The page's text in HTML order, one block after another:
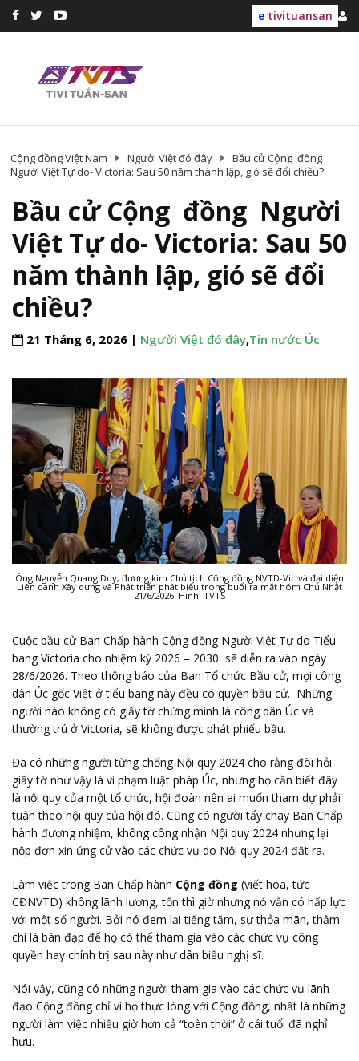
e tivituansan
Cộng đồng Việt Nam Người Việt đó đây
Bầu cử Cộng đồng
Người Việt Tự do- Victoria: Sau 50 năm thành lập, gió sẽ đổi chiều?
Bầu cử Cộng đồng Người
Việt Tự do- Victoria: Sau 50
năm thành lập, gió sẽ đổi
chiều?
21 Tháng 6, 2026 | Người Việt đó đây,Tin nước Úc
Ông Nguyễn Quang Duy, đương kim Chủ tịch Cộng đồng NVTD-Vic và đại diện
Liên danh Xây dựng và Phát triển phát biểu trong buổi ra mắt hôm Chủ Nhật
21/6/2026. Hình: TVTS
Cuộc bầu cử Ban Chấp hành Cộng đồng Người Việt Tự do Tiểu
bang Victoria cho nhiệm kỳ 2026 – 2030 sẽ diễn ra vào ngày
28/6/2026. Theo thông báo của Ban Tổ chức Bầu cử, mọi công
dân Úc gốc Việt ở tiểu bang này đều có quyền bầu cử. Những
người nào không có giấy tờ chứng minh là công dân Úc và
thường trú ở Victoria, sẽ không được phát phiếu bầu.
Đã có những người từng chống Nội quy 2024 cho rằng đòi hỏi
giấy tờ như vậy là vi phạm luật pháp Úc, nhưng họ cần biết đây
là nội quy của một tổ chức, hội đoàn nên ai muốn tham dự phải
tuân theo nội quy của hội đó. Cũng có người tẩy chay Ban Chấp
hành đương nhiệm, không công nhận Nội quy 2024 nhưng lại
nộp đơn xin ứng cử vào các chức vụ do Nội quy 2024 đặt ra.
Làm việc trong Ban Chấp hành Cộng đồng (viết hoa, tức
CĐNVTD) không lãnh lương, tốn thì giờ nhưng nó vẫn có hấp lực
với một số người. Bởi nó đem lại tiếng tăm, sự thỏa mãn, thậm
chí là bàn đạp để họ có thể tham gia vào các chức vụ công
quyền hay chính trị sau này như dân biểu nghị sĩ.
Nói vậy, cũng có những người tham gia vào các chức vụ lãnh
đạo Cộng đồng chỉ vì họ thực lòng với Cộng đồng, nhất là những
người làm việc nhiều giờ hơn cả “toàn thời” ở cái tuổi đã nghỉ
hưu.